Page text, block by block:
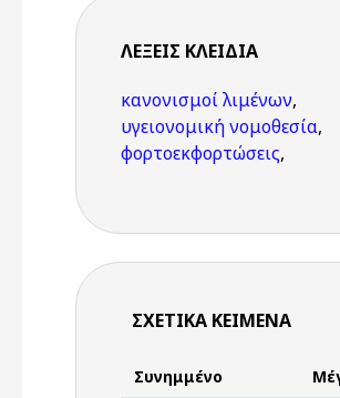
ΛΈΞΕΙΣ KΛΕΙΔΙΆ
κανονισμοί λιμένων,
υγειονομική νομοθεσία,
φορτοεκφορτώσεις,
ΣΧΕΤΙΚΆ ΚΕΊΜΕΝΑ
Συνημμένο